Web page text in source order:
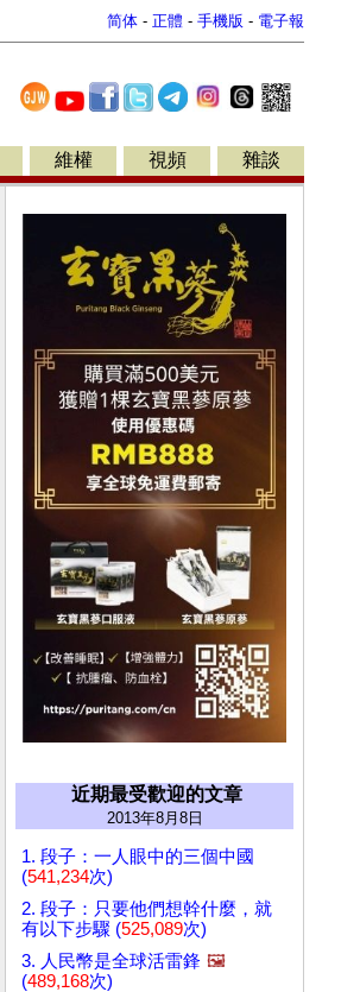
简体 - 正體 - 手機版 - 電子報
維權 視頻 雜談
近期最受歡迎的文章
2013年8月8日
1. 段子：一人眼中的三個中國
(541,234次)
2. 段子：只要他們想幹什麼，就
有以下步驟 (525,089次)
3. 人民幣是全球活雷鋒 🖼️
(489,168次)